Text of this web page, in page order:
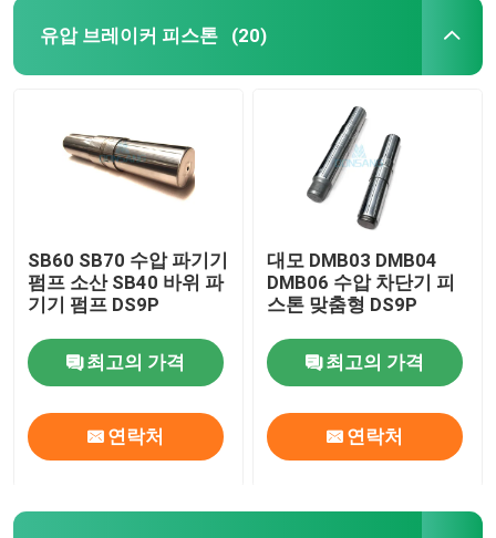
유압 브레이커 피스톤 (20)
SB60 SB70 수압 파기기
펌프 소산 SB40 바위 파
기기 펌프 DS9P
최고의 가격
연락처
대모 DMB03 DMB04
DMB06 수압 차단기 피
스톤 맞춤형 DS9P
최고의 가격
연락처